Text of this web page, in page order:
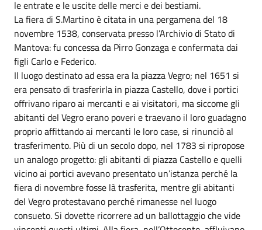
le entrate e le uscite delle merci e dei bestiami.
La fiera di S.Martino è citata in una pergamena del 18
novembre 1538, conservata presso l’Archivio di Stato di
Mantova: fu concessa da Pirro Gonzaga e confermata dai
figli Carlo e Federico.
Il luogo destinato ad essa era la piazza Vegro; nel 1651 si
era pensato di trasferirla in piazza Castello, dove i portici
offrivano riparo ai mercanti e ai visitatori, ma siccome gli
abitanti del Vegro erano poveri e traevano il loro guadagno
proprio affittando ai mercanti le loro case, si rinunciò al
trasferimento. Più di un secolo dopo, nel 1783 si ripropose
un analogo progetto: gli abitanti di piazza Castello e quelli
vicino ai portici avevano presentato un’istanza perché la
fiera di novembre fosse là trasferita, mentre gli abitanti
del Vegro protestavano perché rimanesse nel luogo
consueto. Si dovette ricorrere ad un ballottaggio che vide